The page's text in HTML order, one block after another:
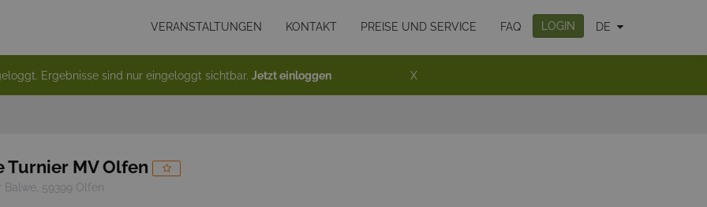
VERANSTALTUNGEN KONTAKT PREISE UND SERVICE FAQ LOGIN DE
Ergebnisse sind nur eingeloggt sichtbar. Jetzt einloggen X
Turnier MV Olfen
Balwe, 59399 Olfen